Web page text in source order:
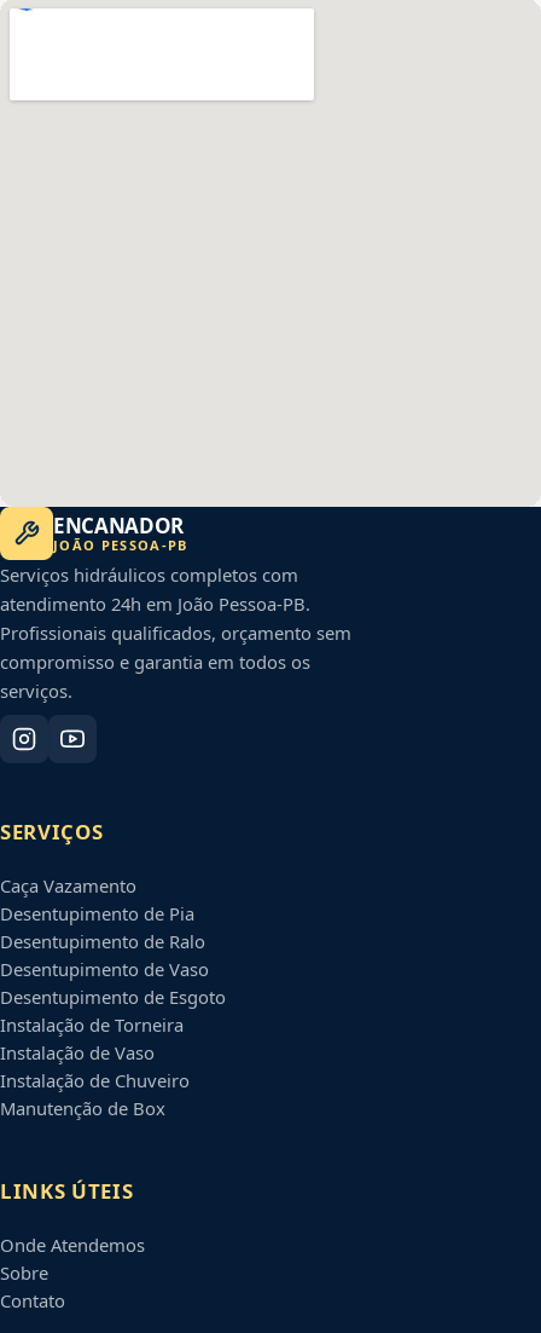
ENCANADOR
JOÃO PESSOA -PB
Serviços hidráulicos completos com
atendimento 24h em João Pessoa-PB.
Profissionais qualificados, orçamento sem
compromisso e garantia em todos os
serviços.
SERVIÇOS
Caça Vazamento
Desentupimento de Pia
Desentupimento de Ralo
Desentupimento de Vaso
Desentupimento de Esgoto
Instalação de Torneira
Instalação de Vaso
Instalação de Chuveiro
Manutenção de Box
LINKS ÚTEIS
Onde Atendemos
Sobre
Contato